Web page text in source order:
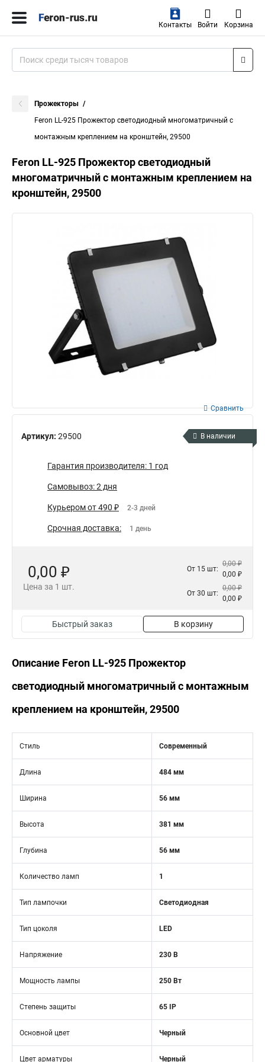
Контакты Войти Корзина
Прожекторы
Feron LL-925 Прожектор светодиодный многоматричный с
монтажным креплением на кронштейн, 29500
Feron LL-925 Прожектор светодиодный
многоматричный с монтажным креплением на
кронштейн, 29500
Артикул: 29500
Сравнить
В наличии
Гарантия производителя: 1 год
Самовывоз: 2 дня
Курьером от 490 ₽ 2-3 дней
Срочная доставка: 1 день
0,00 ₽
Цена за 1 шт.
От 15 шт:
0,00 ₽
0,00 ₽
От 30 шт:
0,00 ₽
0,00 ₽
Быстрый заказ В корзину
Описание Feron LL-925 Прожектор
светодиодный многоматричный с монтажным
креплением на кронштейн, 29500
Стиль Современный
Длина 484 мм
Ширина 56 мм
Высота 381 мм
Глубина 56 мм
Количество ламп 1
Тип лампочки Светодиодная
Тип цоколя LED
Напряжение 230 В
Мощность лампы 250 Вт
Степень защиты 65 IP
Основной цвет Черный
Цвет арматуры Черный